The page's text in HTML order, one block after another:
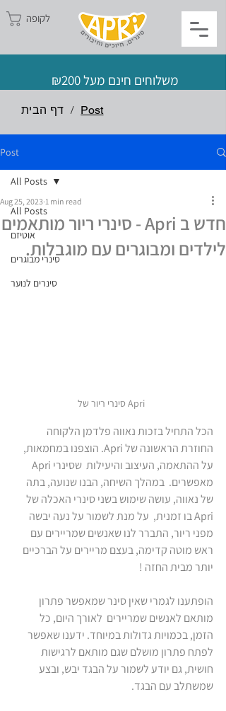
לקופה
דף הבית / Post
Post
All Posts
אוטיזם
סינרי מבוגרים
סינרים לנוער
All Posts
חדש ב Apri - סינרי ריור מותאמים
לילדים ומבוגרים עם מוגבלות.
Aug 25, 2023 1 min read
סינרי ריור של Apri
הכל התחיל בזכות נאווה פלדמן הלקוחה
החוזרת הראשונה של Apri. הוצפנו במחמאות,
מאפשרים.  במהלך השיחה, הבנו שנועה, בתה
של נאווה, עושה שימוש בשני סינרי האכלה של
Apri בו זמנית,  על מנת לשמור על נעה יבשה
מפני ריור, התברר לנו שאנשים שמריירים עם
ראש מוטה קדימה, בעצם מריירים על הברכיים
יותר מבית החזה !
הופתענו לגמרי שאין סינר שמאפשר פתרון
מותאם לאנשים שמריירים  לאורך היום, כל
הזמן, בכמויות גדולות במיוחד. ידענו שאפשר
לפתח פתרון מושלם שגם מותאם לרגישות
חושית, גם יודע לשמור על הבגד יבש, ובצע
שמשתלב עם הבגד.